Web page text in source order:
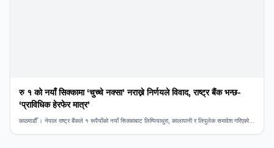
​रु १ को नयाँ सिक्कामा ‘चुच्चे नक्सा’ नराख्ने निर्णयले विवाद, राष्ट्र बैंक भन्छ-
‘प्राविधिक हेरफेर मात्र’
काठमाडौँ । नेपाल राष्ट्र बैंकले १ रूपैयाँको नयाँ सिक्काबाट लिम्पियाधुरा, कालापानी र लिपुलेक समावेश गरिएको...